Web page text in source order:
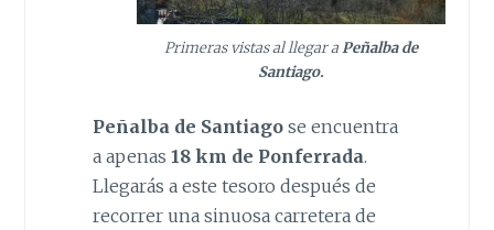
Primeras vistas al llegar aPeñalba de
Santiago.
Peñalba de Santiagose encuentra
a apenas 18 km de Ponferrada.
Llegarás a este tesoro después de
recorrer una sinuosa carretera de